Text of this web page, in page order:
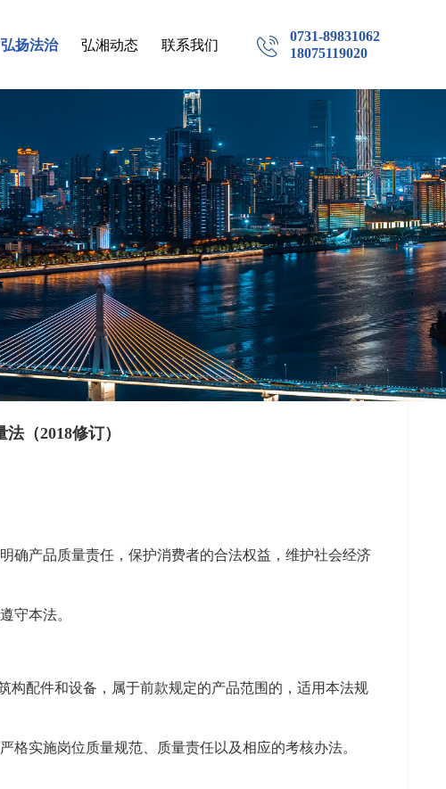
0731-89831062
18075119020
弘扬法治 弘湘动态 联系我们
（2018修订）
确产品质量责任，保护消费者的合法权益，维护社会经济
守本法。
配件和设备，属于前款规定的产品范围的，适用本法规
实施岗位质量规范、质量责任以及相应的考核办法。